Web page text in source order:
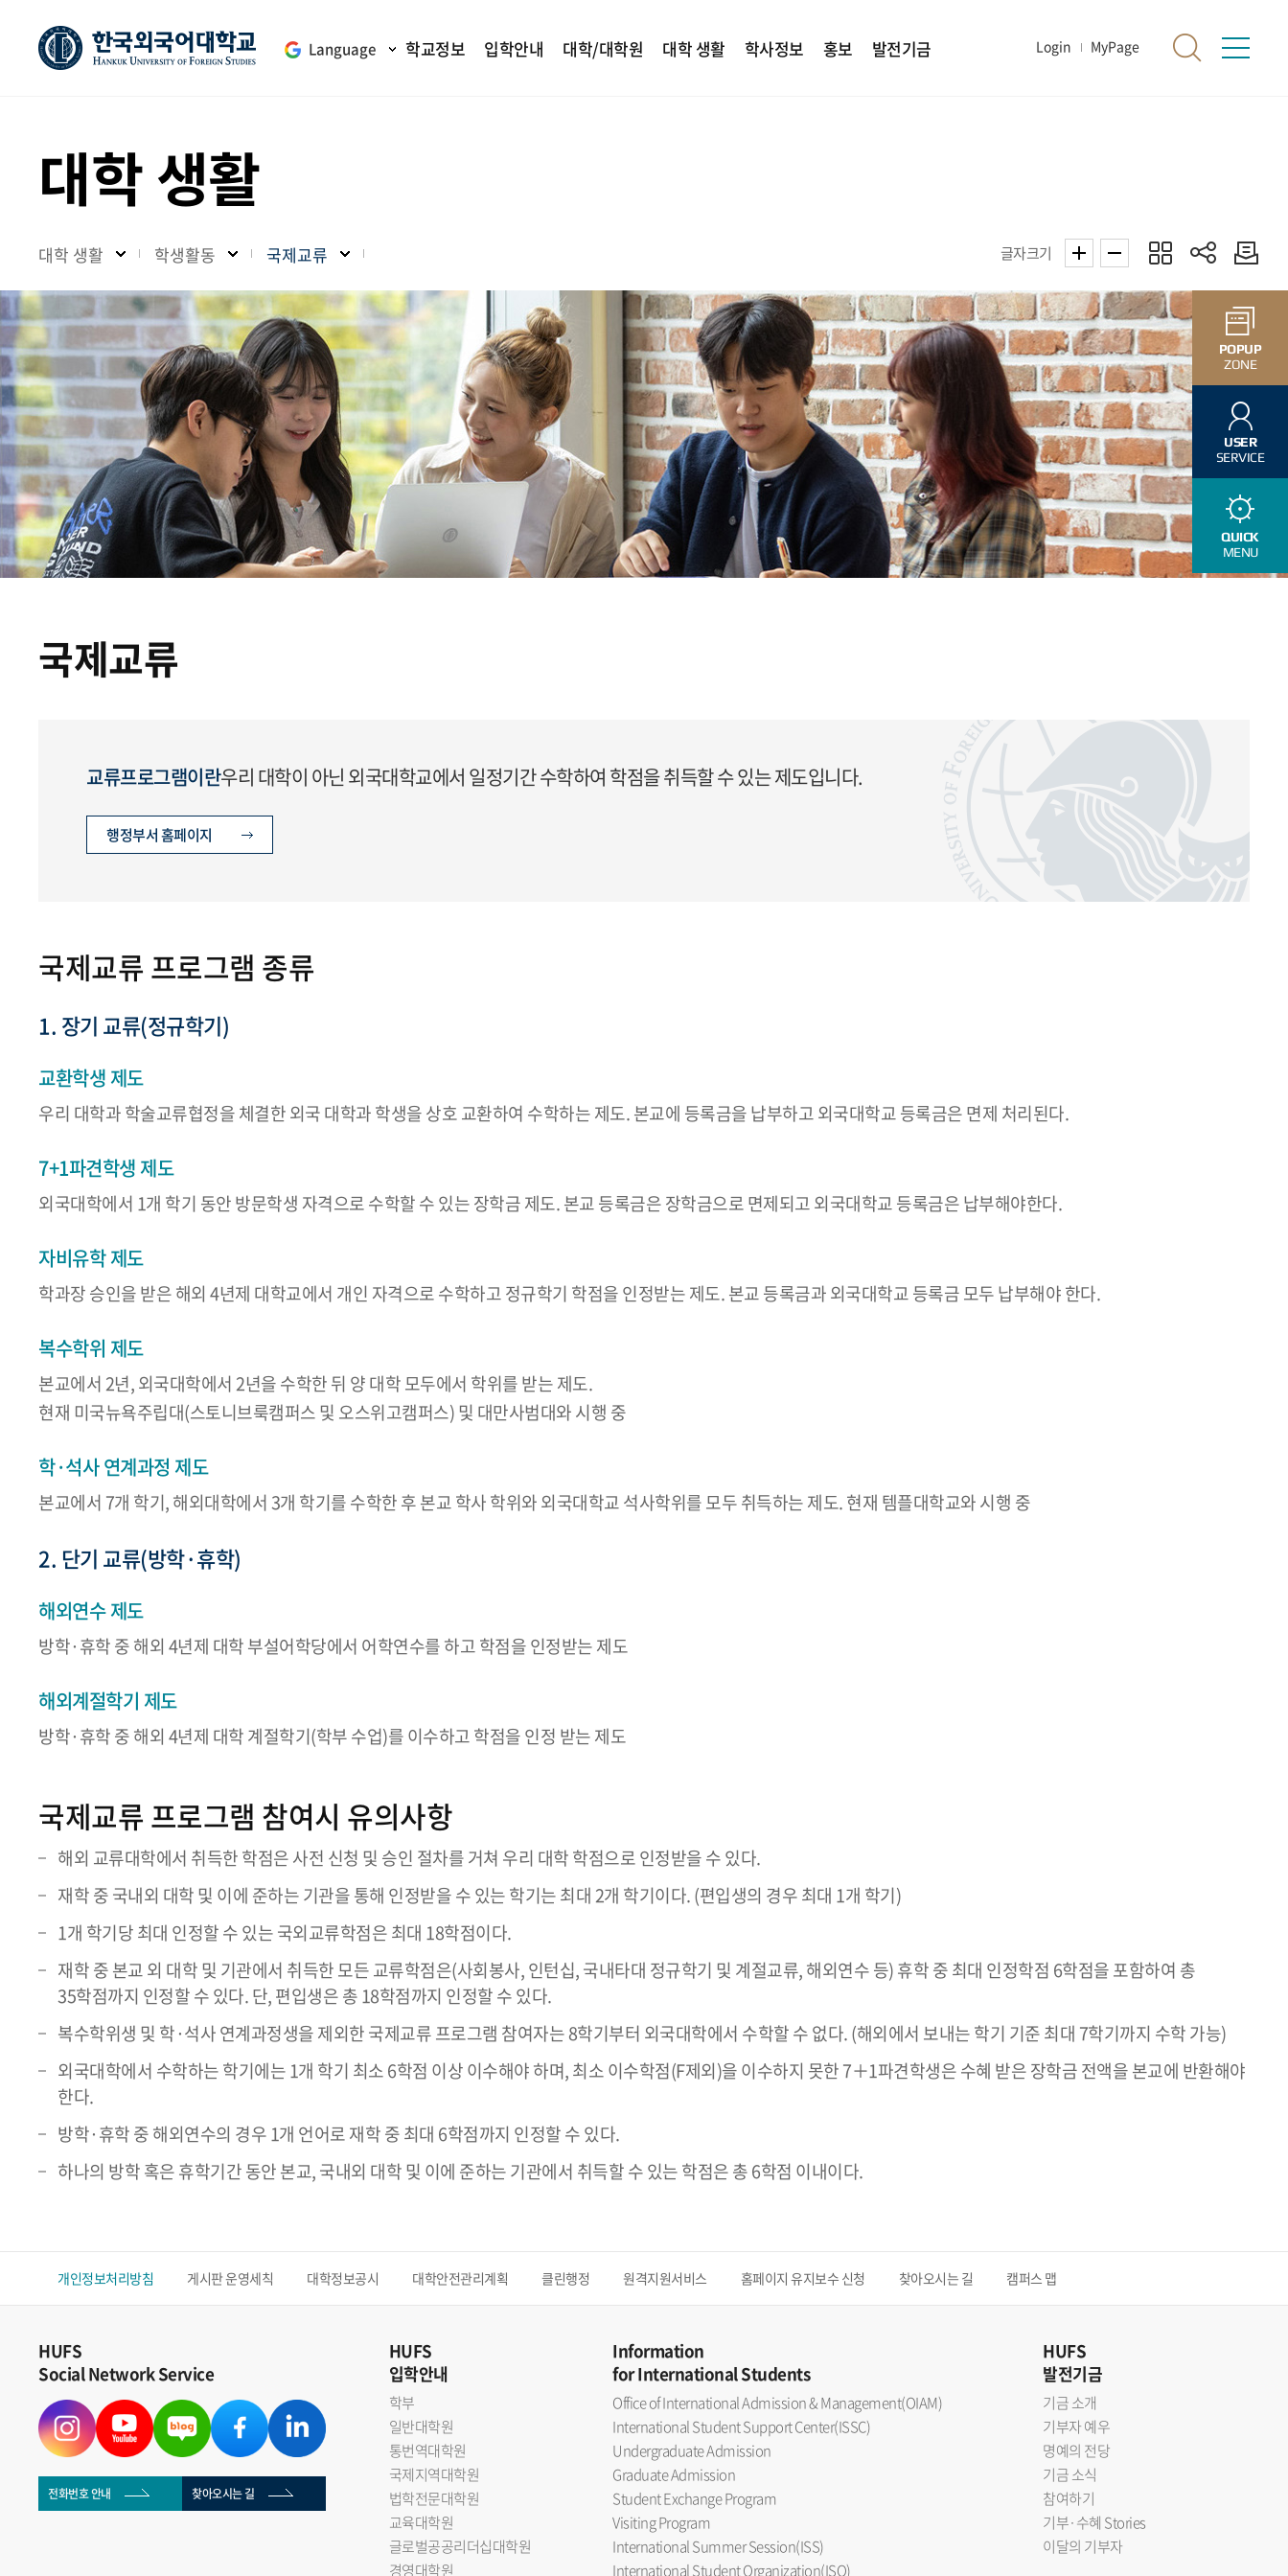
Language 학교정보 입학안내 대학/대학원 대학 생활 학사정보 홍보 발전기금 Login MyPage
POPUP
ZONE
USER
SERVICE
QUICK
MENU
대학 생활
대학 생활 학생활동 국제교류 글자크기
국제교류
교류프로그램이란우리 대학이 아닌 외국대학교에서 일정기간 수학하여 학점을 취득할 수 있는 제도입니다.
행정부서 홈페이지
국제교류 프로그램 종류
1. 장기 교류(정규학기)
교환학생 제도
우리 대학과 학술교류협정을 체결한 외국 대학과 학생을 상호 교환하여 수학하는 제도. 본교에 등록금을 납부하고 외국대학교 등록금은 면제 처리된다.
7+1파견학생 제도
외국대학에서 1개 학기 동안 방문학생 자격으로 수학할 수 있는 장학금 제도. 본교 등록금은 장학금으로 면제되고 외국대학교 등록금은 납부해야한다.
자비유학 제도
학과장 승인을 받은 해외 4년제 대학교에서 개인 자격으로 수학하고 정규학기 학점을 인정받는 제도. 본교 등록금과 외국대학교 등록금 모두 납부해야 한다.
복수학위 제도
본교에서 2년, 외국대학에서 2년을 수학한 뒤 양 대학 모두에서 학위를 받는 제도.
현재 미국뉴욕주립대(스토니브룩캠퍼스 및 오스위고캠퍼스) 및 대만사범대와 시행 중
학·석사 연계과정 제도
본교에서 7개 학기, 해외대학에서 3개 학기를 수학한 후 본교 학사 학위와 외국대학교 석사학위를 모두 취득하는 제도. 현재 템플대학교와 시행 중
2. 단기 교류(방학·휴학)
해외연수 제도
방학·휴학 중 해외 4년제 대학 부설어학당에서 어학연수를 하고 학점을 인정받는 제도
해외계절학기 제도
방학·휴학 중 해외 4년제 대학 계절학기(학부 수업)를 이수하고 학점을 인정 받는 제도
국제교류 프로그램 참여시 유의사항
해외 교류대학에서 취득한 학점은 사전 신청 및 승인 절차를 거쳐 우리 대학 학점으로 인정받을 수 있다.
재학 중 국내외 대학 및 이에 준하는 기관을 통해 인정받을 수 있는 학기는 최대 2개 학기이다. (편입생의 경우 최대 1개 학기)
1개 학기당 최대 인정할 수 있는 국외교류학점은 최대 18학점이다.
재학 중 본교 외 대학 및 기관에서 취득한 모든 교류학점은(사회봉사, 인턴십, 국내타대 정규학기 및 계절교류, 해외연수 등) 휴학 중 최대 인정학점 6학점을 포함하여 총
35학점까지 인정할 수 있다. 단, 편입생은 총 18학점까지 인정할 수 있다.
복수학위생 및 학·석사 연계과정생을 제외한 국제교류 프로그램 참여자는 8학기부터 외국대학에서 수학할 수 없다. (해외에서 보내는 학기 기준 최대 7학기까지 수학 가능)
외국대학에서 수학하는 학기에는 1개 학기 최소 6학점 이상 이수해야 하며, 최소 이수학점(F제외)을 이수하지 못한 7＋1파견학생은 수혜 받은 장학금 전액을 본교에 반환해야
한다.
방학·휴학 중 해외연수의 경우 1개 언어로 재학 중 최대 6학점까지 인정할 수 있다.
하나의 방학 혹은 휴학기간 동안 본교, 국내외 대학 및 이에 준하는 기관에서 취득할 수 있는 학점은 총 6학점 이내이다.
개인정보처리방침 게시판 운영세칙 대학정보공시 대학안전관리계획 클린행정 원격지원서비스 홈페이지 유지보수 신청 찾아오시는 길 캠퍼스 맵
HUFS
Social Network Service
전화번호 안내 찾아오시는 길
HUFS
입학안내
학부
일반대학원
통번역대학원
국제지역대학원
법학전문대학원
교육대학원
글로벌공공리더십대학원
경영대학원
Information
for International Students
Office of International Admission & Management(OIAM)
International Student Support Center(ISSC)
Undergraduate Admission
Graduate Admission
Student Exchange Program
Visiting Program
International Summer Session(ISS)
International Student Organization(ISO)
HUFS
발전기금
기금 소개
기부자 예우
명예의 전당
기금 소식
참여하기
기부·수혜 Stories
이달의 기부자